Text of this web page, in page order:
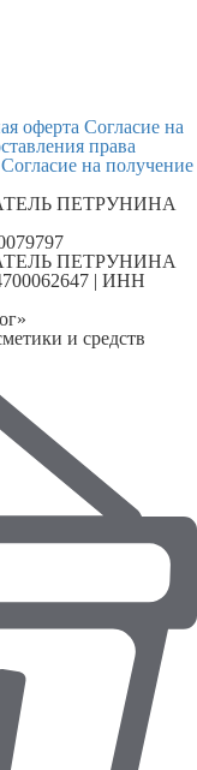
оферта Согласие на
права
Согласие на получение
ПЕТРУНИНА
ПЕТРУНИНА
| ИНН
и средств